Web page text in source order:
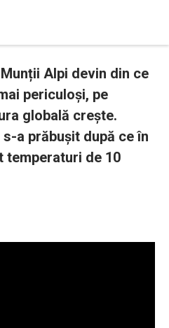
Alpi devin din ce
periculoși, pe
globală crește.
a prăbușit după ce în
temperaturi de 10